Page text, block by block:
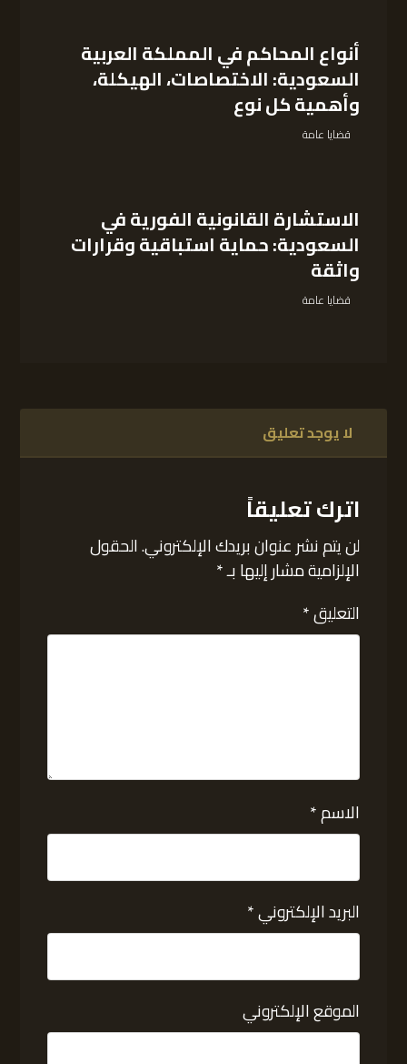
أنواع المحاكم في المملكة العربية
السعودية: الاختصاصات، الهيكلة،
وأهمية كل نوع
قضايا عامة
الاستشارة القانونية الفورية في
السعودية: حماية استباقية وقرارات
واثقة
قضايا عامة
لا يوجد تعليق
اترك تعليقاً
لن يتم نشر عنوان بريدك الإلكتروني.الحقول
الإلزامية مشار إليها بـ*
التعليق*
الاسم*
البريد الإلكتروني*
الموقع الإلكتروني